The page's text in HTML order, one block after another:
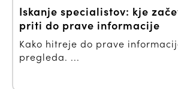
Iskanje specialistov: kje
priti do prave informacije
Kako hitreje do prave
pregleda. ...